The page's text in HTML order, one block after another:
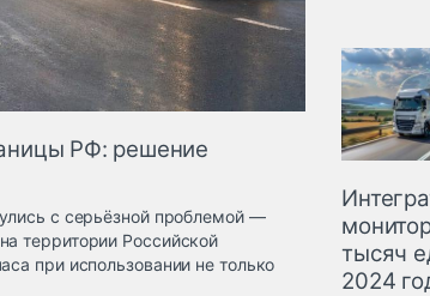
РФ: решение
с серьёзной проблемой —
территории Российской
при использовании не только
тысяч
2024